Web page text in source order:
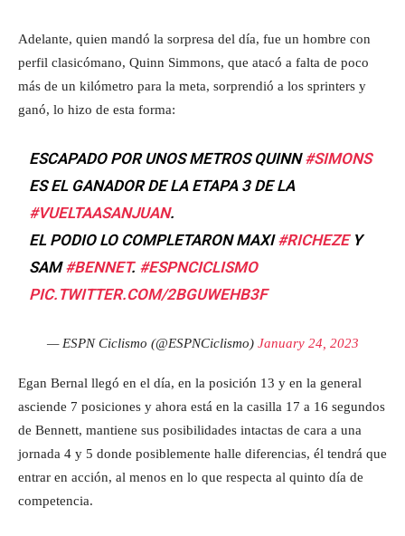
Adelante, quien mandó la sorpresa del día, fue un hombre con
perfil clasicómano, Quinn Simmons, que atacó a falta de poco
más de un kilómetro para la meta, sorprendió a los sprinters y
ganó, lo hizo de esta forma:
ESCAPADO POR UNOS METROS QUINN#SIMONS
ES EL GANADOR DE LA ETAPA 3 DE LA
#VUELTAASANJUAN.
EL PODIO LO COMPLETARON MAXI#RICHEZEY
SAM#BENNET. #ESPNCICLISMO
PIC.TWITTER.COM/2BGUWEHB3F
— ESPN Ciclismo (@ESPNCiclismo) January 24, 2023
Egan Bernal llegó en el día, en la posición 13 y en la general
asciende 7 posiciones y ahora está en la casilla 17 a 16 segundos
de Bennett, mantiene sus posibilidades intactas de cara a una
jornada 4 y 5 donde posiblemente halle diferencias, él tendrá que
entrar en acción, al menos en lo que respecta al quinto día de
competencia.